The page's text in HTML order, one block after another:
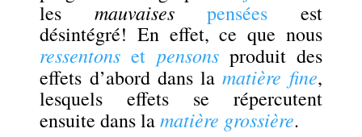
les mauvaises pensées est
désintégré! En effet, ce que nous
ressentons et pensonsproduit des
effets d’abord dans lamatière fine,
lesquels effets se répercutent
ensuitedans lamatière grossière.